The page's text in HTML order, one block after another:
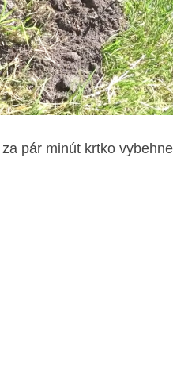
pár minút krtko